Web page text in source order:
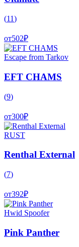
(11)
от502₽
Escape from Tarkov
EFT CHAMS
(9)
от300₽
RUST
Renthal External
(7)
от392₽
Hwid Spoofer
Pink Panther